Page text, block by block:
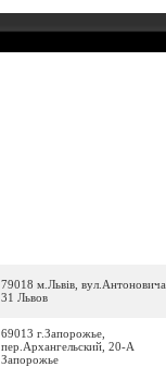
79018 м.Львів, вул.Антоновича,
31 Львов
69013 г.Запорожье,
пер.Архангельский, 20-А
Запорожье